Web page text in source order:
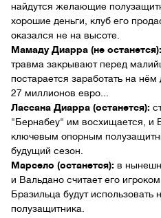
найдутся желающие
хорошие деньги, клуб его
оказался не на высоте.
Мамаду Диарра (не останется):
травма закрывают перед
постарается заработать на
27 миллионов евро...
Лассана Диарра (останется):
"Бернабеу" им восхищается, и
ключевым опорным
будущий сезон.
Марсело (останется): в
и Вальдано считает его
Бразильца будут использовать
полузащитника.